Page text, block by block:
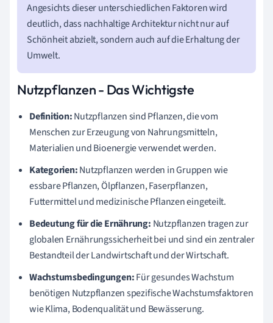
Angesichts dieser unterschiedlichen Faktoren wird
deutlich, dass nachhaltige Architektur nicht nur auf
Schönheit abzielt, sondern auch auf die Erhaltung der
Umwelt.
Nutzpflanzen - Das Wichtigste
Definition:Nutzpflanzen sind Pflanzen, die vom
Menschen zur Erzeugung von Nahrungsmitteln,
Materialien und Bioenergie verwendet werden.
Kategorien:Nutzpflanzen werden in Gruppen wie
essbare Pflanzen, Ölpflanzen, Faserpflanzen,
Futtermittel und medizinische Pflanzen eingeteilt.
Bedeutung für die Ernährung: Nutzpflanzen tragen zur
globalen Ernährungssicherheit bei und sind ein zentraler
Bestandteil der Landwirtschaft und der Wirtschaft.
Wachstumsbedingungen:Für gesundes Wachstum
benötigen Nutzpflanzen spezifische Wachstumsfaktoren
wie Klima, Bodenqualität und Bewässerung.